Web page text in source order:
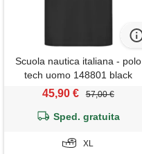
Scuola nautica italiana - polo
tech uomo 148801 black
45,90 € 57,00 €
Sped. gratuita
XL